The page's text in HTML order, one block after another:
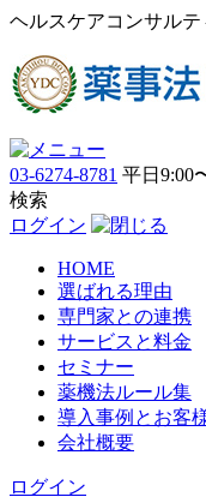
ヘルスケアコンサルテ
03-6274-8781 平日9:00
検索
ログイン
HOME
選ばれる理由
専門家との連携
サービスと料金
セミナー
薬機法ルール集
導入事例とお客
会社概要
ログイン